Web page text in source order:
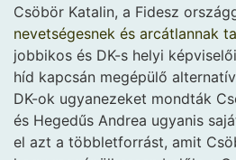
Csöbör Katalin, a Fidesz
nevetségesnek és arcátlannak
jobbikos és DK-s helyi
híd kapcsán megépülő
DK-ok ugyanezeket mondták
és Hegedűs Andrea ugyanis
el azt a többletforrást, amit